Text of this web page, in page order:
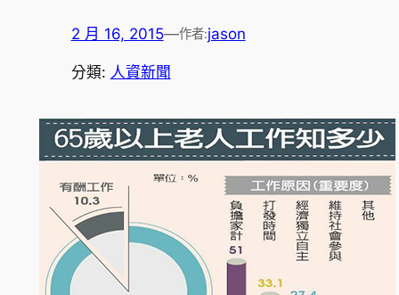
2 月 16, 2015—作者:jason
分類: 人資新聞